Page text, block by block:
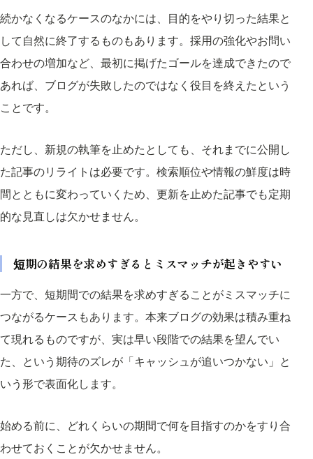
続かなくなるケースのなかには、目的をやり切った結果と
して自然に終了するものもあります。採用の強化やお問い
合わせの増加など、最初に掲げたゴールを達成できたので
あれば、ブログが失敗したのではなく役目を終えたという
ことです。
ただし、新規の執筆を止めたとしても、それまでに公開し
た記事のリライトは必要です。検索順位や情報の鮮度は時
間とともに変わっていくため、更新を止めた記事でも定期
的な見直しは欠かせません。
短期の結果を求めすぎるとミスマッチが起きやすい
一方で、短期間での結果を求めすぎることがミスマッチに
つながるケースもあります。本来ブログの効果は積み重ね
て現れるものですが、実は早い段階での結果を望んでい
た、という期待のズレが「キャッシュが追いつかない」と
いう形で表面化します。
始める前に、どれくらいの期間で何を目指すのかをすり合
わせておくことが欠かせません。